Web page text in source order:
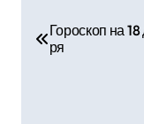
в
Гороскоп на
ря